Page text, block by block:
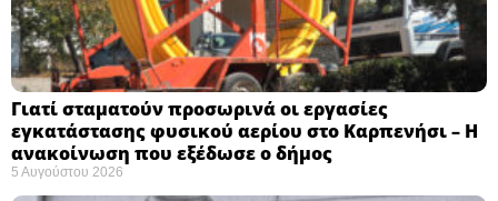
Γιατί σταματούν προσωρινά οι εργασίες
εγκατάστασης φυσικού αερίου στο Καρπενήσι – Η
ανακοίνωση που εξέδωσε ο δήμος
5 Αυγούστου 2026